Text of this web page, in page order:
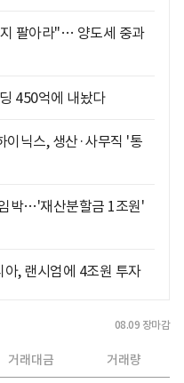
팔아라"… 양도세 중과
450억에 내놨다
닉스, 생산·사무직 '통
박…'재산분할금 1조원'
, 랜시엄에 4조원 투자
08.09 장마감
거래대금 거래량